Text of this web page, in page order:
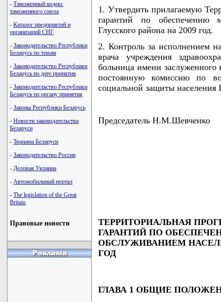
- Таможенный кодекс
таможенного союза
- Каталог предприятий и
организаций СНГ
- Законодательство Республики
Беларусь по темам
- Законодательство Республики
Беларусь по дате принятия
- Законодательство Республики
Беларусь по органу принятия
- Законы Республики Беларусь
- Новости законодательства
Беларуси
- Тюрьмы Беларуси
- Законодательство России
- Деловая Украина
- Автомобильный портал
- The legislation of the Great
Britain
Правовые новости
1. Утвердить прилагаемую
гарантий по обеспечению
Глусского района на 2009 год.
2. Контроль за исполнением
врача учреждения
больница имени
постоянную комиссию по
социальной защиты населения
Председатель Н.М.Шевченко
ТЕРРИТОРИАЛЬНАЯ
ГАРАНТИЙ ПО
ОБСЛУЖИВАНИЕМ
ГОД
ГЛАВА 1 ОБЩИЕ